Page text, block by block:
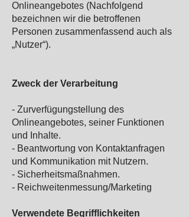
Onlineangebotes (Nachfolgend
bezeichnen wir die betroffenen
Personen zusammenfassend auch als
„Nutzer“).
Zweck der Verarbeitung
- Zurverfügungstellung des
Onlineangebotes, seiner Funktionen
und Inhalte.
- Beantwortung von Kontaktanfragen
und Kommunikation mit Nutzern.
- Sicherheitsmaßnahmen.
- Reichweitenmessung/Marketing
Verwendete Begrifflichkeiten